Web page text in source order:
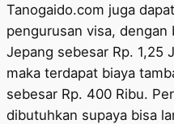
Tanogaido.com juga
pengurusan visa,
Jepang sebesar Rp. 1,25
maka terdapat biaya
sebesar Rp. 400 Ribu.
dibutuhkan supaya bisa